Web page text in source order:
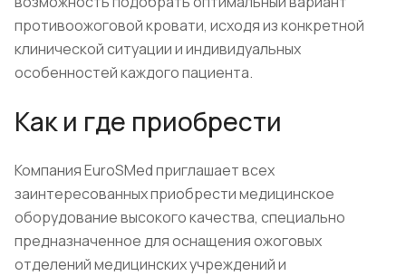
противоожоговой кровати, исходя из конкретной
клинической ситуации и индивидуальных
особенностей каждого пациента.
Как и где приобрести
Компания EuroSMed приглашает всех
заинтересованных приобрести медицинское
оборудование высокого качества, специально
предназначенное для оснащения ожоговых
отделений медицинских учреждений и